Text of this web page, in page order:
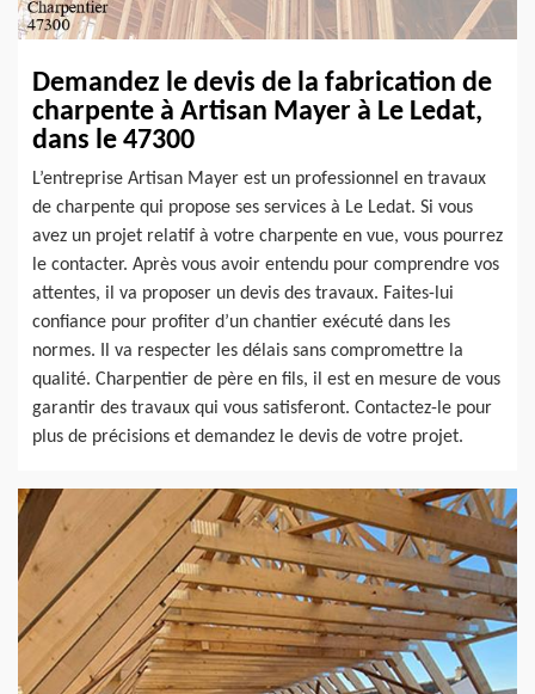
Demandez le devis de la fabrication de
charpente à Artisan Mayer à Le Ledat,
dans le 47300
L’entreprise Artisan Mayer est un professionnel en travaux
de charpente qui propose ses services à Le Ledat. Si vous
avez un projet relatif à votre charpente en vue, vous pourrez
le contacter. Après vous avoir entendu pour comprendre vos
attentes, il va proposer un devis des travaux. Faites-lui
confiance pour profiter d’un chantier exécuté dans les
normes. Il va respecter les délais sans compromettre la
qualité. Charpentier de père en fils, il est en mesure de vous
garantir des travaux qui vous satisferont. Contactez-le pour
plus de précisions et demandez le devis de votre projet.